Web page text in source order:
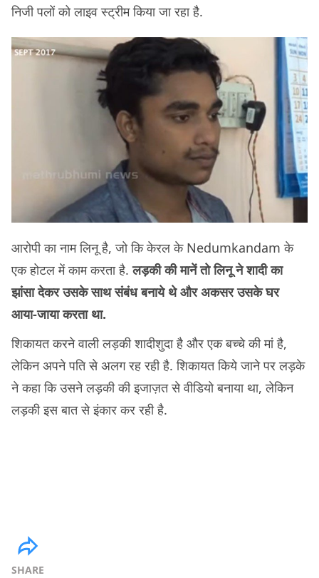
निजी पलों को लाइव स्ट्रीम किया जा रहा है.
आरोपी का नाम लिनू है, जो कि केरल के Nedumkandam के
एक होटल में काम करता है.लड़की की मानें तो लिनू ने शादी का
झांसा देकर उसके साथ संबंध बनाये थे और अकसर उसके घर
आया-जाया करता था.
शिकायत करने वाली लड़की शादीशुदा है और एक बच्चे की मां है,
लेकिन अपने पति से अलग रह रही है. शिकायत किये जाने पर लड़के
ने कहा कि उसने लड़की की इजाज़त से वीडियो बनाया था, लेकिन
लड़की इस बात से इंकार कर रही है.
SHARE